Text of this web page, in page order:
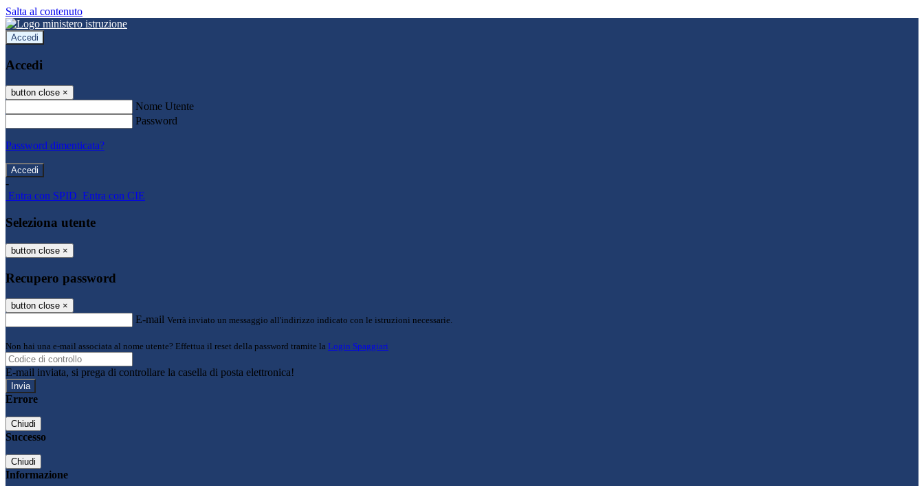
Salta al contenuto
Accedi
Accedi
button close ×
Nome Utente
Password
Password dimenticata?
-
Entra con SPID Entra con CIE
Seleziona utente
button close ×
Recupero password
button close ×
E-mail Verrà inviato un messaggio all'indirizzo indicato con le istruzioni necessarie.
Non hai una e-mail associata al nome utente? Effettua il reset della password tramite la Login Spaggiari
E-mail inviata, si prega di controllare la casella di posta elettronica!
Errore
Chiudi
Successo
Chiudi
Informazione